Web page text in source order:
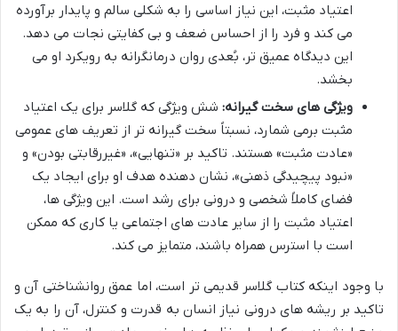
اعتیاد مثبت، این نیاز اساسی را به شکلی سالم و پایدار برآورده
می کند و فرد را از احساس ضعف و بی کفایتی نجات می دهد.
این دیدگاه عمیق تر، بُعدی روان درمانگرانه به رویکرد او می
بخشد.
ویژگی های سخت گیرانه: شش ویژگی که گلاسر برای یک اعتیاد
مثبت برمی شمارد، نسبتاً سخت گیرانه تر از تعریف های عمومی
«عادت مثبت» هستند. تاکید بر «تنهایی»، «غیررقابتی بودن» و
«نبود پیچیدگی ذهنی»، نشان دهنده هدف او برای ایجاد یک
فضای کاملاً شخصی و درونی برای رشد است. این ویژگی ها،
اعتیاد مثبت را از سایر عادت های اجتماعی یا کاری که ممکن
است با استرس همراه باشند، متمایز می کند.
با وجود اینکه کتاب گلاسر قدیمی تر است، اما عمق روانشناختی آن و
تاکید بر ریشه های درونی نیاز انسان به قدرت و کنترل، آن را به یک